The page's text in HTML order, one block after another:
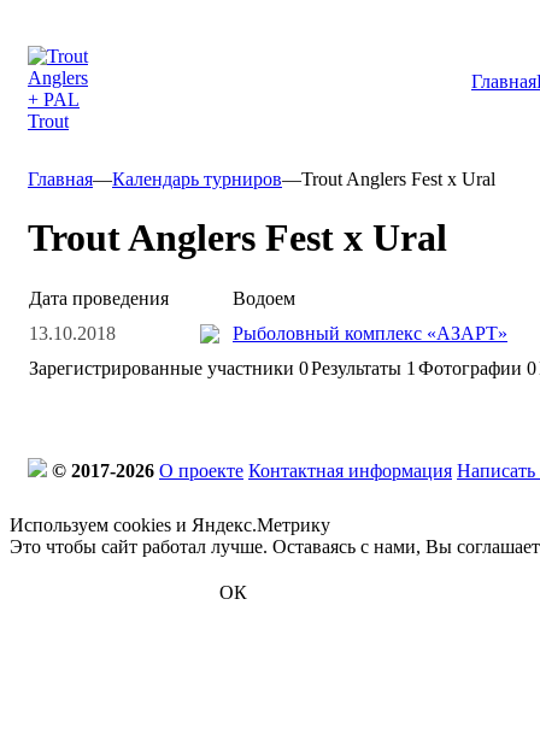
Главная
Главная—Календарь турниров—Trout Anglers Fest x Ural
Trout Anglers Fest x Ural
Дата проведения
Водоем
13.10.2018
Рыболовный комплекс «АЗАРТ»
Зарегистрированные участники 0Результаты 1 Фотографии 0
© 2017-2026 О проекте Контактная информация
Используем cookies и Яндекс.Метрику
Это чтобы сайт работал лучше. Оставаясь с нами, Вы
ОК